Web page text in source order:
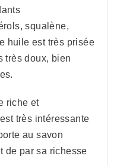
squalène,
huile est très prisée
très doux, bien
riche et
très intéressante
au savon
de par sa richesse